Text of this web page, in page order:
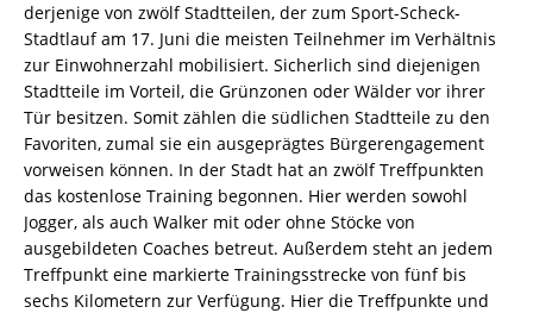
derjenige von zwölf Stadtteilen, der zum Sport-Scheck-
Stadtlauf am 17. Juni die meisten Teilnehmer im Verhältnis
zur Einwohnerzahl mobilisiert. Sicherlich sind diejenigen
Stadtteile im Vorteil, die Grünzonen oder Wälder vor ihrer
Tür besitzen. Somit zählen die südlichen Stadtteile zu den
Favoriten, zumal sie ein ausgeprägtes Bürgerengagement
vorweisen können. In der Stadt hat an zwölf Treffpunkten
das kostenlose Training begonnen. Hier werden sowohl
Jogger, als auch Walker mit oder ohne Stöcke von
ausgebildeten Coaches betreut. Außerdem steht an jedem
Treffpunkt eine markierte Trainingsstrecke von fünf bis
sechs Kilometern zur Verfügung. Hier die Treffpunkte und